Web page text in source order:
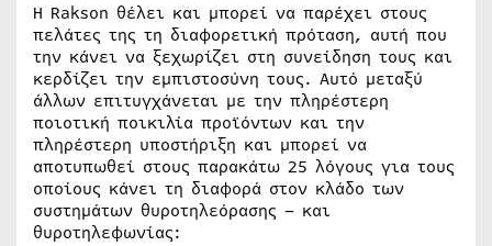
Η Rakson θέλει και μπορεί να παρέχει στους
πελάτες της τη διαφορετική πρόταση, αυτή που
την κάνει να ξεχωρίζει στη συνείδηση τους και
κερδίζει την εμπιστοσύνη τους. Αυτό μεταξύ
άλλων επιτυγχάνεται με την πληρέστερη
ποιοτική ποικιλία προϊόντων και την
πληρέστερη υποστήριξη και μπορεί να
αποτυπωθεί στους παρακάτω 25 λόγους για τους
οποίους κάνει τη διαφορά στον κλάδο των
συστημάτων θυροτηλεόρασης – και
θυροτηλεφωνίας: